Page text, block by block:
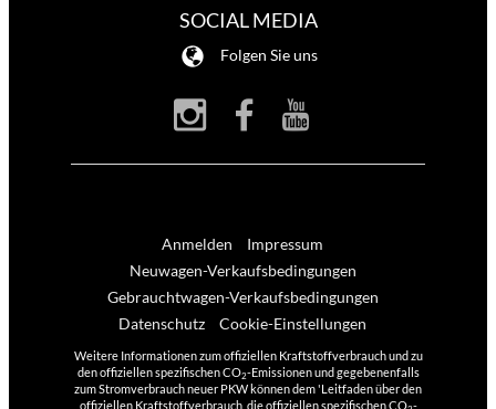
SOCIAL MEDIA
Folgen Sie uns
Anmelden
Impressum
Neuwagen-Verkaufsbedingungen
Gebrauchtwagen-Verkaufsbedingungen
Datenschutz
Cookie-Einstellungen
Weitere Informationen zum offiziellen Kraftstoffverbrauch und zu
den offiziellen spezifischen CO2-Emissionen und gegebenenfalls
zum Stromverbrauch neuer PKW können dem 'Leitfaden über den
offiziellen Kraftstoffverbrauch, die offiziellen spezifischen CO -